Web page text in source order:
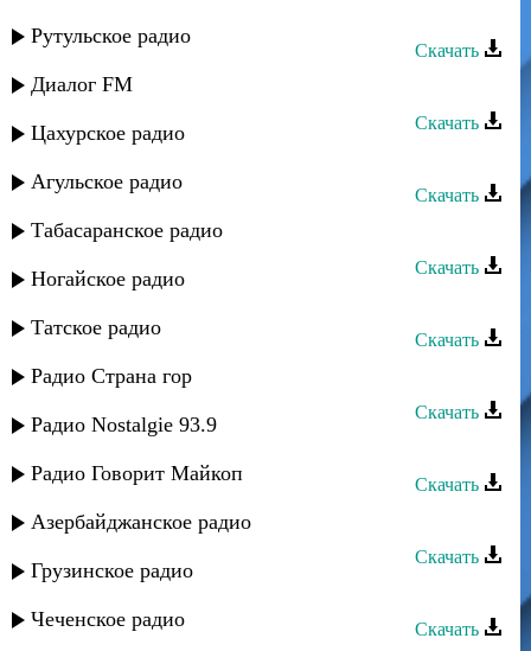
Рутульское радио
Диалог FM
Цахурское радио
Агульское радио
Табасаранское радио
Ногайское радио
Татское радио
Радио Страна гор
Радио Nostalgie 93.9
Радио Говорит Майкоп
Азербайджанское радио
Грузинское радио
Чеченское радио
Скачать
Хава Долев - Сенинле
Скачать
Скачать
Хава Долев - Рах раче хостей
Скачать
Скачать
Хава Долев - Кавказ
Скачать
Скачать
Хава Долев - Домоонде роуз
Скачать
Скачать